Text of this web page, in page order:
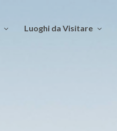
Luoghi da Visitare